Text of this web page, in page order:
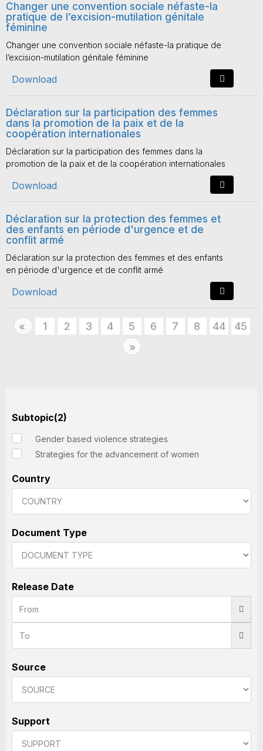
Changer une convention sociale néfaste-la
pratique de l’excision-mutilation génitale
féminine
Changer une convention sociale néfaste-la pratique de
l’excision-mutilation génitale féminine
Download
Déclaration sur la participation des femmes
dans la promotion de la paix et de la
coopération internationales
Déclaration sur la participation des femmes dans la
promotion de la paix et de la coopération internationales
Download
Déclaration sur la protection des femmes et
des enfants en période d'urgence et de
conflit armé
Déclaration sur la protection des femmes et des enfants
en période d'urgence et de conflit armé
Download
« Previous
1 2 3 4 5 6 7 8 44
45
» Next
Subtopic(2)
Gender based violence strategies
Strategies for the advancement of women
Country
Document Type
Release Date
Source
Support